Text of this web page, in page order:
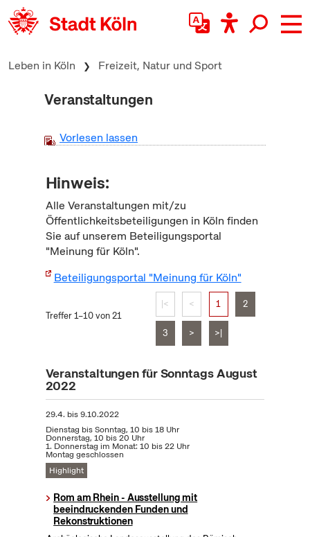
zum Inhalt springen
Leben in Köln Freizeit, Natur und Sport
Veranstaltungen
Vorlesen lassen
Hinweis:
Alle Veranstaltungen mit/zu
Öffentlichkeitsbeteiligungen in Köln finden
Sie auf unserem Beteiligungsportal
"Meinung für Köln".
Beteiligungsportal "Meinung für Köln"
Treffer 1–10 von 21
|< < 1 2
3 > >|
Veranstaltungen für Sonntags August
2022
29.4. bis9.10.2022
Dienstag bis Sonntag, 10 bis 18 Uhr
Donnerstag, 10 bis 20 Uhr
1. Donnerstag im Monat: 10 bis 22 Uhr
Montag geschlossen
Highlight
Rom am Rhein - Ausstellung mit
beeindruckenden Funden und
Rekonstruktionen